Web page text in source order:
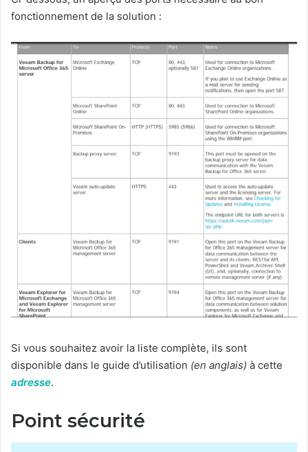
fonctionnement de la solution :
Si vous souhaitez avoir la liste complète, ils sont
disponible dans le guide d’utilisation (en anglais) à cette
adresse.
Point sécurité